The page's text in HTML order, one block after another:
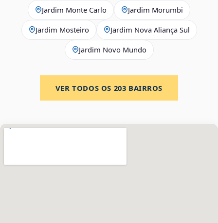
Jardim Monte Carlo Jardim Morumbi
Jardim Mosteiro Jardim Nova Aliança Sul
Jardim Novo Mundo
VER TODOS OS 203 BAIRROS